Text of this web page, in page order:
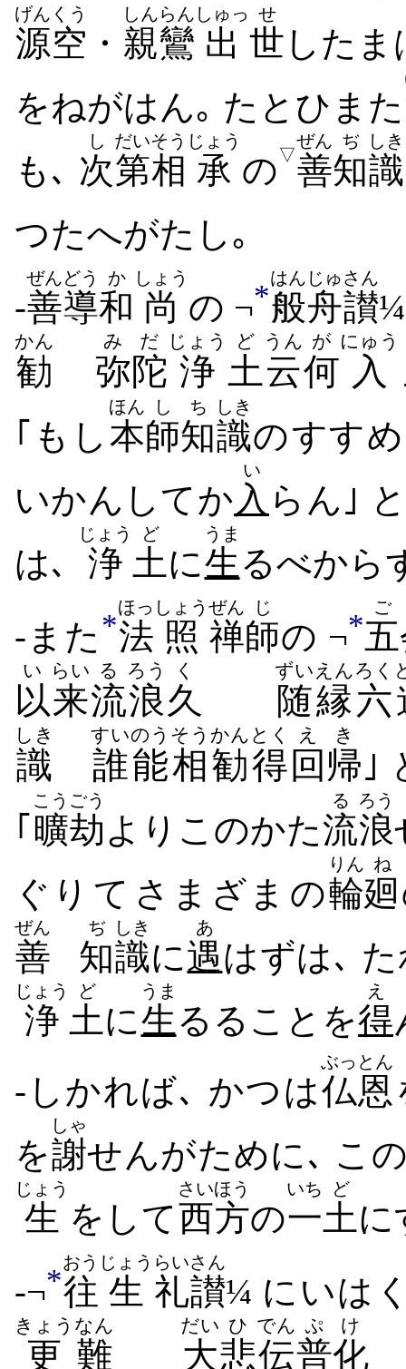
源空
げんくう
・ 親鸞
しんらん
出
しゅっ
世
せ
し​た
を​ねがは​ん｡ たとひ​また
も､ 次
し
第
だい
相
そう
承
じょう
の▽善
ぜん
知
ぢ
識
しき
つたへがたし｡
-善導
ぜんどう
和
か
尚
しょう
の ¬*般舟
はんじゅ
讃
さん
勧
かん
弥陀
みだ
浄
じょう
土
ど
云
うん
何
が
入
にゅう
｢もし 本
ほん
師
し
知
ち
識
しき
の​すす
いかん​して​か入
い
ら​ん｣
は､
浄
じょう
土
ど
に生
うま
る​べから​
-また *法
ほっ
照
しょう
禅
ぜん
師
じ
の ¬*
ご
以
い
来
らい
流
る
浪
ろう
久
く
随縁
ずいえん
六
ろく
識
しき
誰能
すいのう
相勧
そうかん
得
とく
回帰
えき
｣
｢ 曠劫
こうごう
より​このかた流
る
浪
ろう
ぐり​て​さまざま​の​輪
りん
廻
ね
善
ぜん
知
ぢ
識
しき
に遇
あ
は​ずは､
浄
じょう
土
ど
に生
うま
るる​こと​を得
え
-しかれば､ かつは仏恩
ぶっとん
を謝
しゃ
せ​んがために､ こ
生
じょう
をして西方
さいほう
の一
いち
土
ど
に​
-¬*往
おう
生
じょう
礼讃
らいさん
¼ に​いは
更
きょう
難
なん
大
だい
悲
ひ
伝
でん
普化
ぷけ